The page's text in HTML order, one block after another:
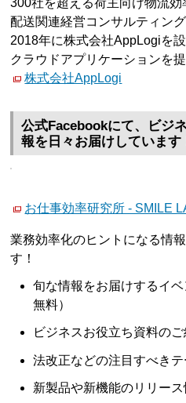
配送関連経営コンサルティン
2018年に株式会社AppLogiを
クラウドアプリケーションを提
株式会社AppLogi
公式Facebookにて、ビジ
報を日々お届けしています
お仕事効率研究所 - SMILE
業務効率化のヒントになる情
す！
旬な情報をお届けするイ
無料）
ビジネスお役立ち資料のご
法改正などの注目すべきテ
新製品や新機能のリリース